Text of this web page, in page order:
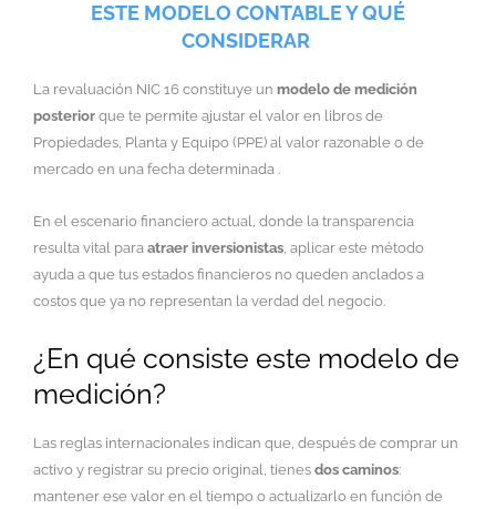
ESTE MODELO CONTABLE Y QUÉ
CONSIDERAR
La revaluación NIC 16 constituye un modelo de medición
posterior que te permite ajustar el valor en libros de
Propiedades, Planta y Equipo (PPE) al valor razonable o de
mercado en una fecha determinada .
En el escenario financiero actual, donde la transparencia
resulta vital para atraer inversionistas , aplicar este método
ayuda a que tus estados financieros no queden anclados a
costos que ya no representan la verdad del negocio.
¿En qué consiste este modelo de
medición?
Las reglas internacionales indican que, después de comprar un
activo y registrar su precio original, tienes dos caminos:
mantener ese valor en el tiempo o actualizarlo en función de